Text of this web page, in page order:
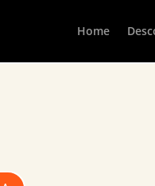
Home